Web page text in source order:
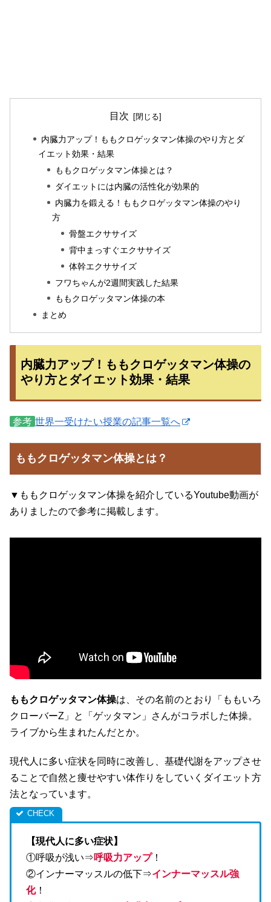
目次
内臓力アップ！ももクロゲッタマン体操のやり方とダ
イエット効果・結果
ももクロゲッタマン体操とは？
ダイエットには内臓の活性化が効果的
内臓力を鍛える！ももクロゲッタマン体操のやり
方
骨盤エクササイズ
背中まっすぐエクササイズ
体幹エクササイズ
フワちゃんが2週間実践した結果
ももクロゲッタマン体操の本
まとめ
内臓力アップ！ももクロゲッタマン体操の
やり方とダイエット効果・結果
参考 世界一受けたい授業の記事一覧へ
ももクロゲッタマン体操とは？
▼ももクロゲッタマン体操を紹介しているYoutube動画が
ありましたので参考に掲載します。
ももクロゲッタマン体操は、その名前のとおり「ももいろ
クローバーZ」と「ゲッタマン」さんがコラボした体操。
ライブから生まれたんだとか。
現代人に多い症状を同時に改善し、基礎代謝をアップさせ
ることで自然と痩せやすい体作りをしていくダイエット方
法となっています。
【現代人に多い症状】
①呼吸が浅い⇒呼吸力アップ！
②インナーマッスルの低下⇒インナーマッスル強
化！